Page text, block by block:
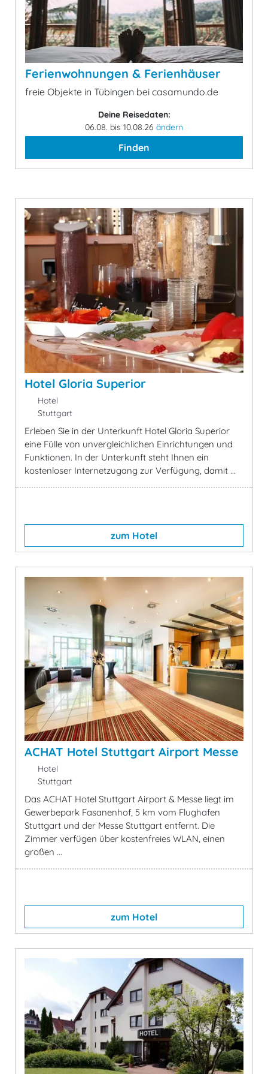
Ferienwohnungen & Ferienhäuser
freie Objekte in Tübingen bei casamundo.de
Deine Reisedaten:
06.08. bis 10.08.26 ändern
Finden
Hotel Gloria Superior
Hotel
Stuttgart
Erleben Sie in der Unterkunft Hotel Gloria Superior
eine Fülle von unvergleichlichen Einrichtungen und
Funktionen. In der Unterkunft steht Ihnen ein
kostenloser Internetzugang zur Verfügung, damit ...
zum Hotel
ACHAT Hotel Stuttgart Airport Messe
Hotel
Stuttgart
Das ACHAT Hotel Stuttgart Airport & Messe liegt im
Gewerbepark Fasanenhof, 5 km vom Flughafen
Stuttgart und der Messe Stuttgart entfernt. Die
Zimmer verfügen über kostenfreies WLAN, einen
großen ...
zum Hotel